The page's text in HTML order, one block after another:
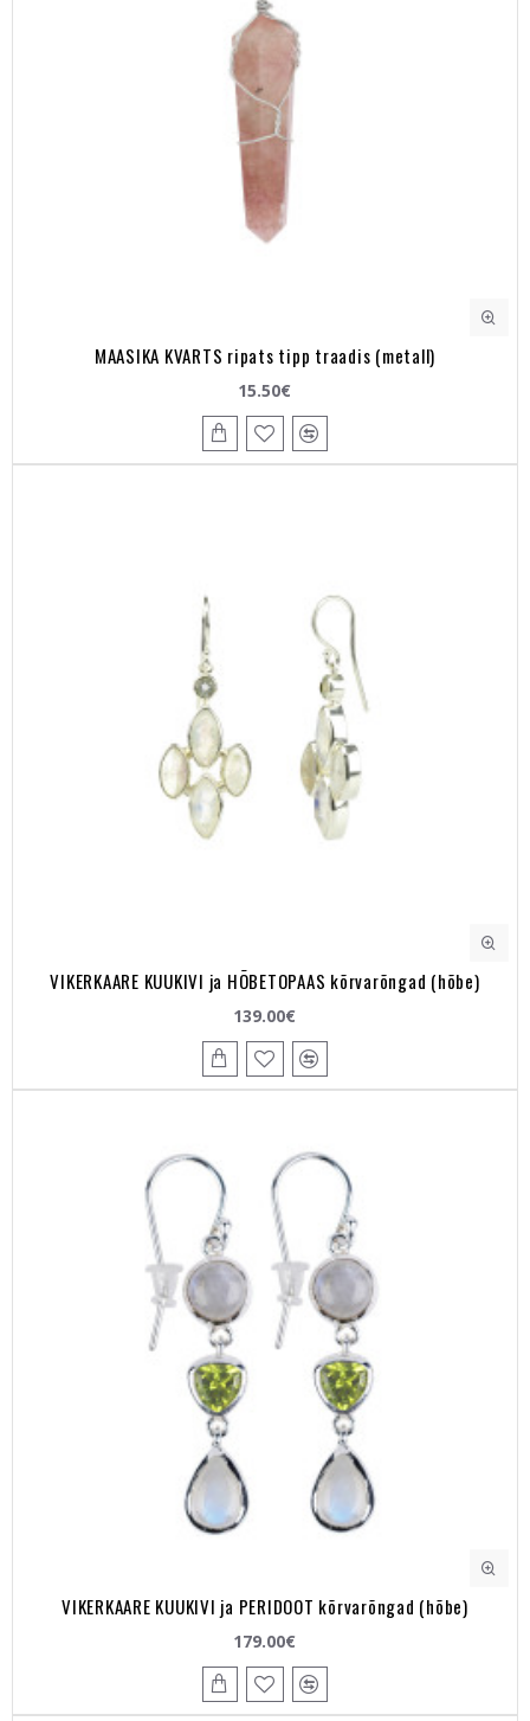
MAASIKA KVARTS ripats tipp traadis (metall)
15.50€
VIKERKAARE KUUKIVI ja HÕBETOPAAS kõrvarõngad (hõbe)
139.00€
VIKERKAARE KUUKIVI ja PERIDOOT kõrvarõngad (hõbe)
179.00€